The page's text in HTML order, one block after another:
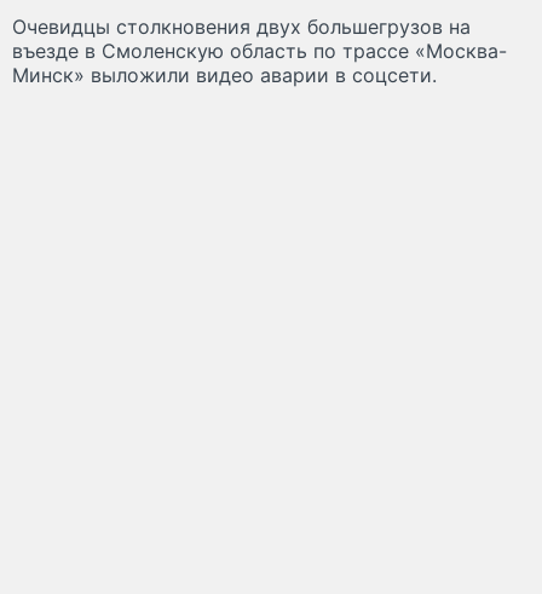
Очевидцы столкновения двух большегрузов на
въезде в Смоленскую область по трассе «Москва-
Минск» выложили видео аварии в соцсети.